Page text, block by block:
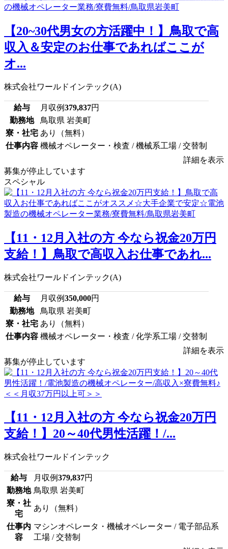
【20~30代男女の方活躍中！】鳥取で高
収入＆安定のお仕事であればここが
オ...
株式会社ワールドインテック(A)
給与 月収例379,837円
勤務地
鳥取県 岩美町
寮・社宅 あり（無料）
仕事内容 機械オペレーター・検査 / 機械系工場 / 交替制
詳細を表示
募集が停止しています
スペシャル
【11・12月入社の方 今なら祝金20万円
支給！】鳥取で高収入お仕事であれ...
株式会社ワールドインテック(A)
給与 月収例350,000円
勤務地
鳥取県 岩美町
寮・社宅 あり（無料）
仕事内容 機械オペレーター・検査 / 化学系工場 / 交替制
詳細を表示
募集が停止しています
【11・12月入社の方 今なら祝金20万円
支給！】20～40代男性活躍！/...
株式会社ワールドインテック
給与 月収例379,837円
勤務地 鳥取県 岩美町
寮・社
宅
あり（無料）
仕事内
容
マシンオペレータ・機械オペレーター / 電子部品系
工場 / 交替制